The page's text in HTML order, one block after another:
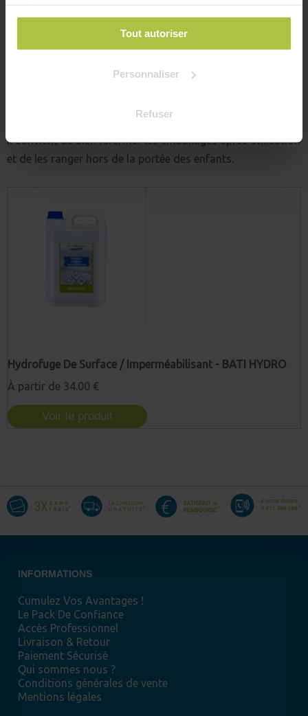
Tout autoriser
Personnaliser
Refuser
porosité du support. Enfin, en raison de l'alcalinité de
l'hydrofuge, certains matériaux sensibles tels que le plomb,
Il convient de bien refermer les emballages après utilisation
et de les ranger hors de la portée des enfants.
Hydrofuge De Surface / Imperméabilisant - BATI HYDRO
À partir de 34.00 €
Voir le produit
INFORMATIONS
Cumulez Vos Avantages !
Le Pack De Confiance
Accès Professionnel
Livraison & Retour
Paiement Sécurisé
Qui sommes nous ?
Conditions générales de vente
Mentions légales